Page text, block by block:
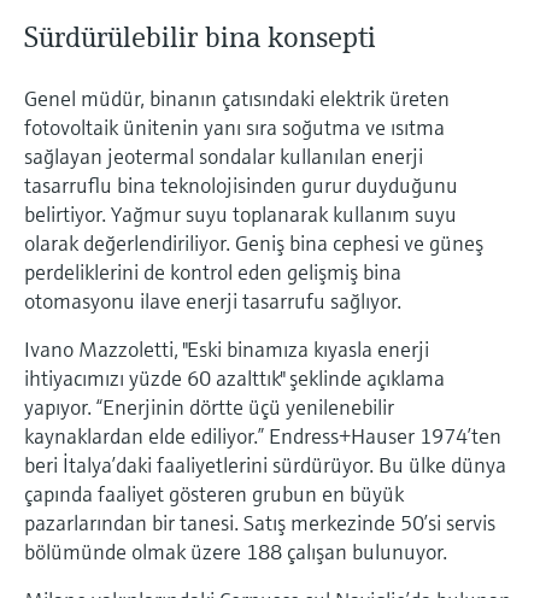
Sürdürülebilir bina konsepti
Genel müdür, binanın çatısındaki elektrik üreten
fotovoltaik ünitenin yanı sıra soğutma ve ısıtma
sağlayan jeotermal sondalar kullanılan enerji
tasarruflu bina teknolojisinden gurur duyduğunu
belirtiyor. Yağmur suyu toplanarak kullanım suyu
olarak değerlendiriliyor. Geniş bina cephesi ve güneş
perdeliklerini de kontrol eden gelişmiş bina
otomasyonu ilave enerji tasarrufu sağlıyor.
Ivano Mazzoletti, "Eski binamıza kıyasla enerji
ihtiyacımızı yüzde 60 azalttık" şeklinde açıklama
yapıyor. “Enerjinin dörtte üçü yenilenebilir
kaynaklardan elde ediliyor.” Endress+Hauser 1974’ten
beri İtalya’daki faaliyetlerini sürdürüyor. Bu ülke dünya
çapında faaliyet gösteren grubun en büyük
pazarlarından bir tanesi. Satış merkezinde 50’si servis
bölümünde olmak üzere 188 çalışan bulunuyor.